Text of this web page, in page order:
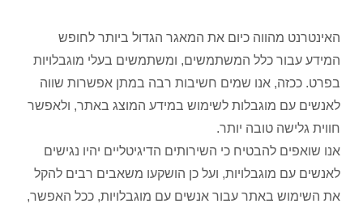
האינטרנט מהווה כיום את המאגר הגדול ביותר לחופש
המידע עבור כלל המשתמשים, ומשתמשים בעלי מוגבלויות
בפרט. ככזה, אנו שמים חשיבות רבה במתן אפשרות שווה
לאנשים עם מוגבלות לשימוש במידע המוצג באתר, ולאפשר
חווית גלישה טובה יותר.
אנו שואפים להבטיח כי השירותים הדיגיטליים יהיו נגישים
לאנשים עם מוגבלויות, ועל כן הושקעו משאבים רבים להקל
את השימוש באתר עבור אנשים עם מוגבלויות, ככל האפשר,